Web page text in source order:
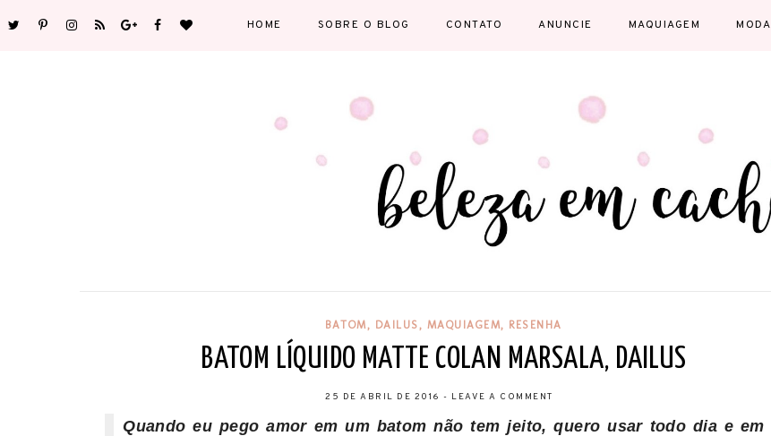
HOME SOBRE O BLOG CONTATO ANUNCIE MAQUIAGEM MODA
BATOM, DAILUS, MAQUIAGEM, RESENHA
BATOM LÍQUIDO MATTE COLAN MARSALA, DAILUS
25 DE ABRIL DE 2016- LEAVE A COMMENT
Quando eu pego amor em um batom não tem jeito, quero usar todo dia e em